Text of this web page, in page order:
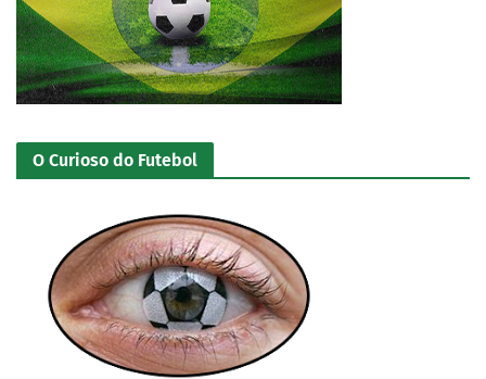
O Curioso do Futebol